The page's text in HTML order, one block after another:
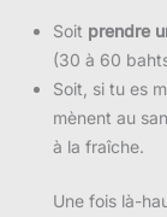
Soit prendre
(30 à 60
Soit, si tu es
mènent au
à la fraîche.
Une fois là-